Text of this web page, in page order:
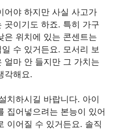
어야 하지만 사실 사고가
곳이기도 하죠. 특히 가구
은 위치에 있는 콘센트는
수 있거든요. 모서리 보
얼마 안 들지만 그 가치는
각해요.
치하시길 바랍니다. 아이
집어넣으려는 본능이 있어
이어질 수 있거든요. 솔직